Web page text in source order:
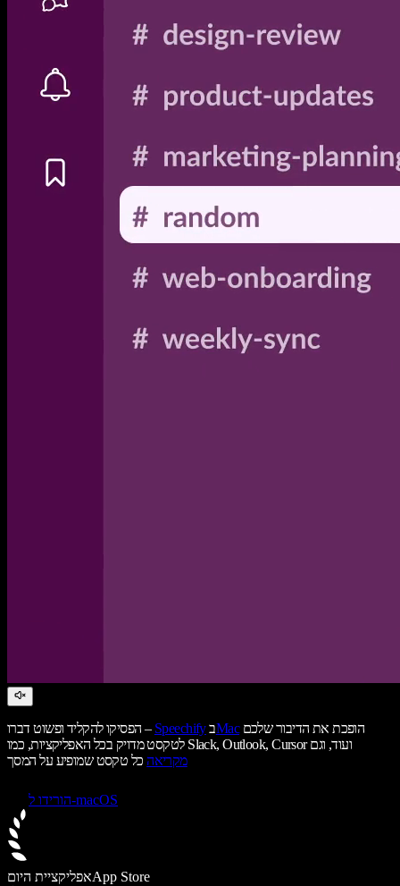
הפסיקו להקליד ופשוט דברו – Speechify בMacהופכת את הדיבור שלכם
לטקסט מדויק בכל האפליקציות, כמו Slack, Outlook, Cursor ועוד, וגם
מקריאהכל טקסט שמופיע על המסך
הורידו ל-macOS
אפליקציית היוםApp Store